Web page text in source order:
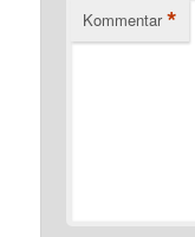
Kommentar *